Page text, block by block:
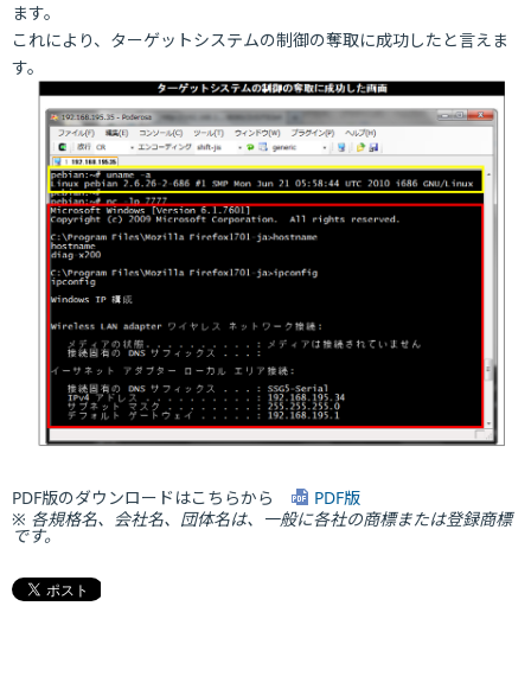
ます。
これにより、ターゲットシステムの制御の奪取に成功したと言えま
す。
PDF版のダウンロードはこちらから
PDF版
※ 各規格名、会社名、団体名は、一般に各社の商標または登録商標
です。